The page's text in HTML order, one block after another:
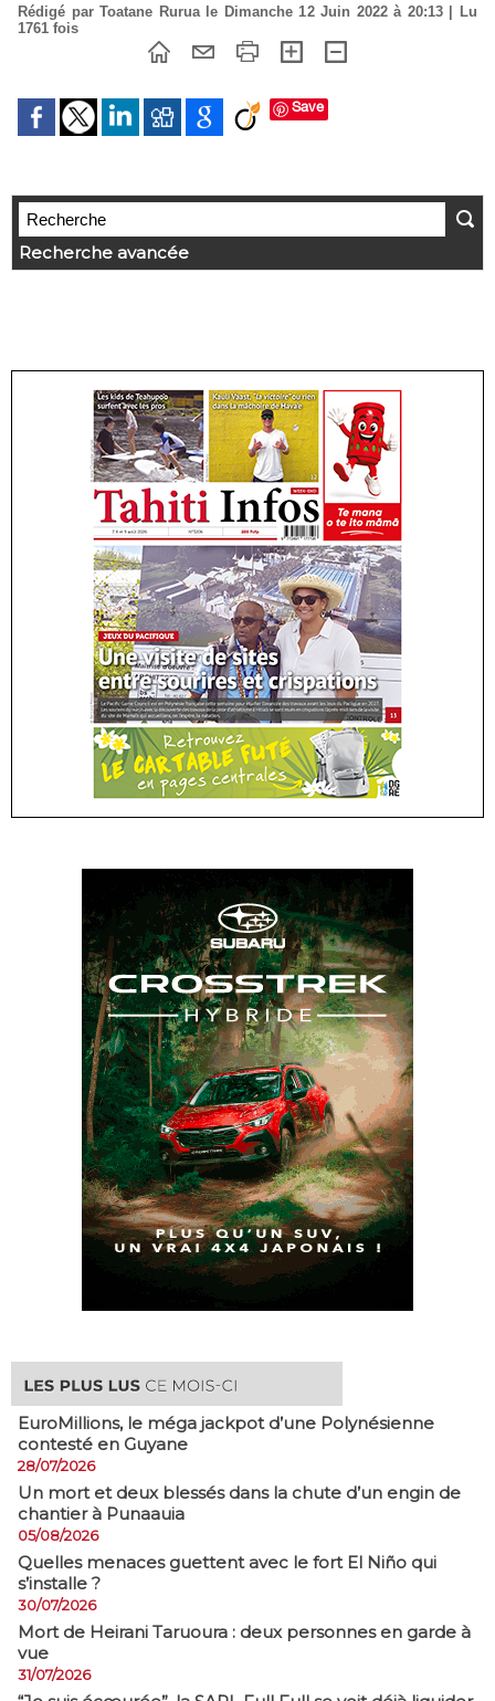
Rédigé par Toatane Rurua le Dimanche 12 Juin 2022 à 20:13 | Lu
1761 fois
Save
Recherche avancée
EuroMillions, ​le méga jackpot d’une Polynésienne
contesté en Guyane
28/07/2026
​Un mort et deux blessés dans la chute d’un engin de
chantier à Punaauia
05/08/2026
Quelles menaces guettent avec le fort El Niño qui
s’installe ?
30/07/2026
Mort de Heirani Taruoura : deux personnes en garde à
vue
31/07/2026